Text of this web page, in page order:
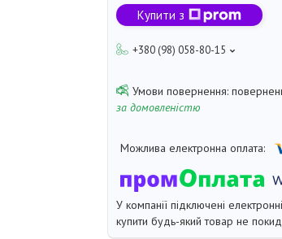
Купити з
+380 (98) 058-80-15
за домовленістю
У компанії підключені
купити будь-який товар не